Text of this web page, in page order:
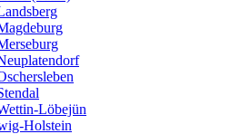
Löbejün
Holstein